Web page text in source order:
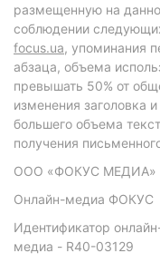
размещенную на
соблюдении
focus.ua, упоминания
абзаца, объема
превышать 50% от
изменения заголовка
большего объема
получения
ООО «ФОКУС МЕДИА»
Онлайн-медиа ФОКУС
Идентификатор
медиа - R40-03129